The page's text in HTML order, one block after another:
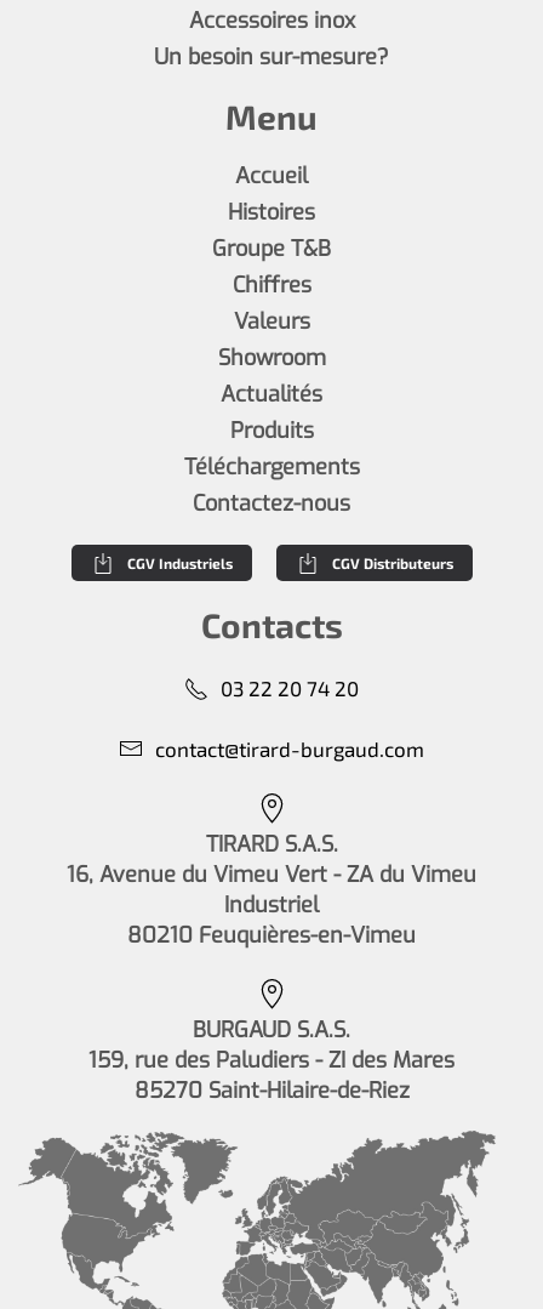
Accessoires inox
Un besoin sur-mesure?
Menu
Accueil
Histoires
Groupe T&B
Chiffres
Valeurs
Showroom
Actualités
Produits
Téléchargements
Contactez-nous
CGV Industriels CGV Distributeurs
Contacts
03 22 20 74 20
contact@tirard-burgaud.com
TIRARD S.A.S.
16, Avenue du Vimeu Vert - ZA du Vimeu
Industriel
80210 Feuquières-en-Vimeu
BURGAUD S.A.S.
159, rue des Paludiers - ZI des Mares
85270 Saint-Hilaire-de-Riez